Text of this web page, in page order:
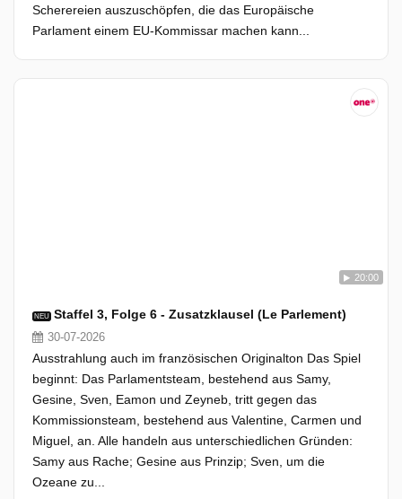
Scherereien auszuschöpfen, die das Europäische
Parlament einem EU-Kommissar machen kann...
20:00
NEU Staffel 3, Folge 6 - Zusatzklausel (Le Parlement)
30-07-2026
Ausstrahlung auch im französischen Originalton Das Spiel
beginnt: Das Parlamentsteam, bestehend aus Samy,
Gesine, Sven, Eamon und Zeyneb, tritt gegen das
Kommissionsteam, bestehend aus Valentine, Carmen und
Miguel, an. Alle handeln aus unterschiedlichen Gründen:
Samy aus Rache; Gesine aus Prinzip; Sven, um die
Ozeane zu...